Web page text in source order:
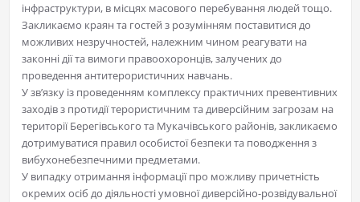
інфраструктури, в місцях масового перебування людей тощо.
Закликаємо краян та гостей з розумінням поставитися до
можливих незручностей, належним чином реагувати на
законні дії та вимоги правоохоронців, залучених до
проведення антитерористичних навчань.
У зв’язку із проведенням комплексу практичних превентивних
заходів з протидії терористичним та диверсійним загрозам на
території Берегівського та Мукачівського районів, закликаємо
дотримуватися правил особистої безпеки та поводження з
вибухонебезпечними предметами.
У випадку отримання інформації про можливу причетність
окремих осіб до діяльності умовної диверсійно-розвідувальної